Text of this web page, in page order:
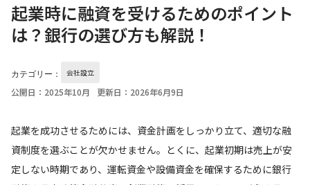
起業時に融資を受けるためのポイント
は？銀行の選び方も解説！
カテゴリー： 会社設立
公開日：2025年10月 更新日：2026年6月9日
起業を成功させるためには、資金計画をしっかり立て、適切な融
資制度を選ぶことが欠かせません。とくに、起業初期は売上が安
定しない時期であり、運転資金や設備資金を確保するために銀行